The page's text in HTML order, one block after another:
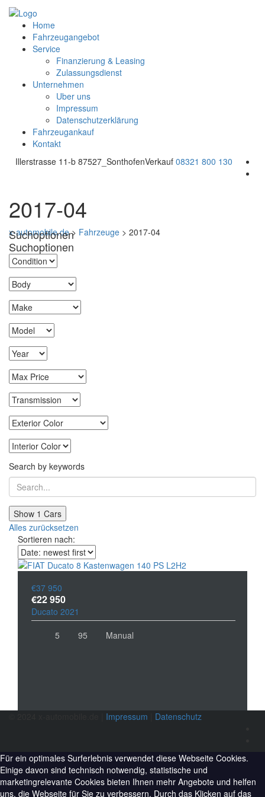
Home
Fahrzeugangebot
Service
Finanzierung & Leasing
Zulassungsdienst
Unternehmen
Uber uns
Impressum
Datenschutzerklärung
Fahrzeugankauf
Kontakt
Verkauf 08321 800 130
Illerstrasse 11-b 87527_Sonthofen
2017-04
x-automobile.de> Fahrzeuge > 2017-04
Suchoptionen
Suchoptionen
Search by keywords
Show 1 Cars
Alles zurücksetzen
Sortieren nach:
€37 950
€22 950
Ducato 2021
5
95 Manual
Impressum Datenschutz
Für ein optimales Surferlebnis verwendet diese Webseite Cookies.
Einige davon sind technisch notwendig, statistische und
marketingrelevante Cookies bieten Ihnen mehr Angebote und helfen
uns, die Webseite für Sie zu verbessern. Durch das Klicken auf das